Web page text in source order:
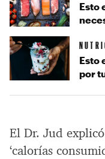
El Dr. Jud
‘calorías
Esto
Esto
por